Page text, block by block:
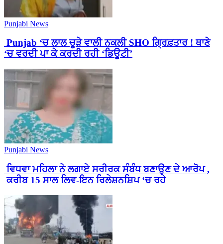
Punjabi News
Punjab ‘ਚ ਲਾਲ ਚੂੜੇ ਵਾਲੀ ਨਕਲੀ SHO ਗ੍ਰਿਫ਼ਤਾਰ ! ਥਾਣੇ
‘ਚ ਵਰਦੀ ਪਾ ਕੇ ਕਰਦੀ ਰਹੀ ‘ਡਿਊਟੀ’
Punjabi News
ਵਿਧਵਾ ਮਹਿਲਾ ਨੇ ਲਗਾਏ ਸਰੀਰਕ ਸੰਬੰਧ ਬਣਾਉਣ ਦੇ ਆਰੋਪ ,
ਕਰੀਬ 15 ਸਾਲ ਲਿਵ-ਇਨ ਰਿਲੇਸ਼ਨਸ਼ਿਪ ‘ਚ ਰਹੇ